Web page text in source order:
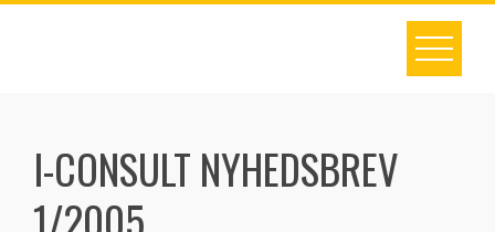
Skip
I-CONSULT NYHEDSBREV